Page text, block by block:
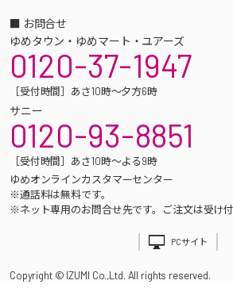
■ お問合せ
ゆめタウン・ゆめマート・ユアーズ
0120-37-1947
［受付時間］あさ10時～夕方6時
サニー
0120-93-8851
［受付時間］あさ10時～よる9時
ゆめオンラインカスタマーセンター
※通話料は無料です。
※ネット専用のお問合せ先です。ご注文は受け付
PCサイト
Copyright © IZUMI Co.,Ltd. All rights reserved.